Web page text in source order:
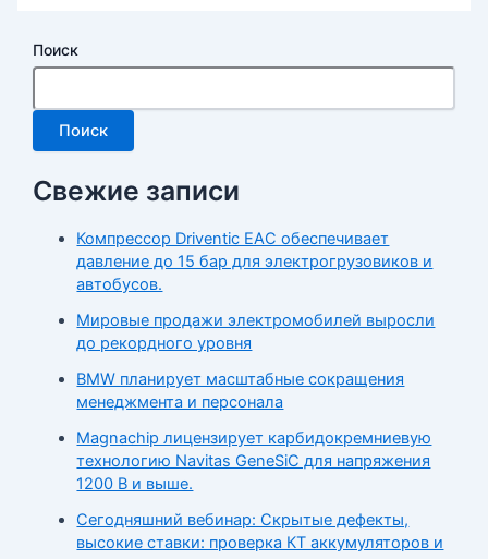
Поиск
Поиск
Свежие записи
Компрессор Driventic EAC обеспечивает
давление до 15 бар для электрогрузовиков и
автобусов.
Мировые продажи электромобилей выросли
до рекордного уровня
BMW планирует масштабные сокращения
менеджмента и персонала
Magnachip лицензирует карбидокремниевую
технологию Navitas GeneSiC для напряжения
1200 В и выше.
Сегодняшний вебинар: Скрытые дефекты,
высокие ставки: проверка КТ аккумуляторов и